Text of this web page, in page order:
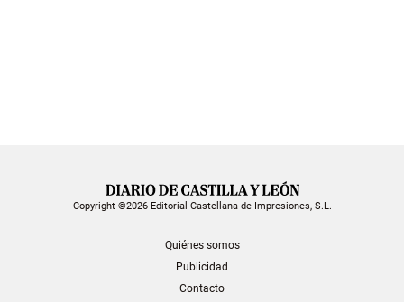
Copyright ©2026 Editorial Castellana de Impresiones, S.L.
Quiénes somos
Publicidad
Contacto